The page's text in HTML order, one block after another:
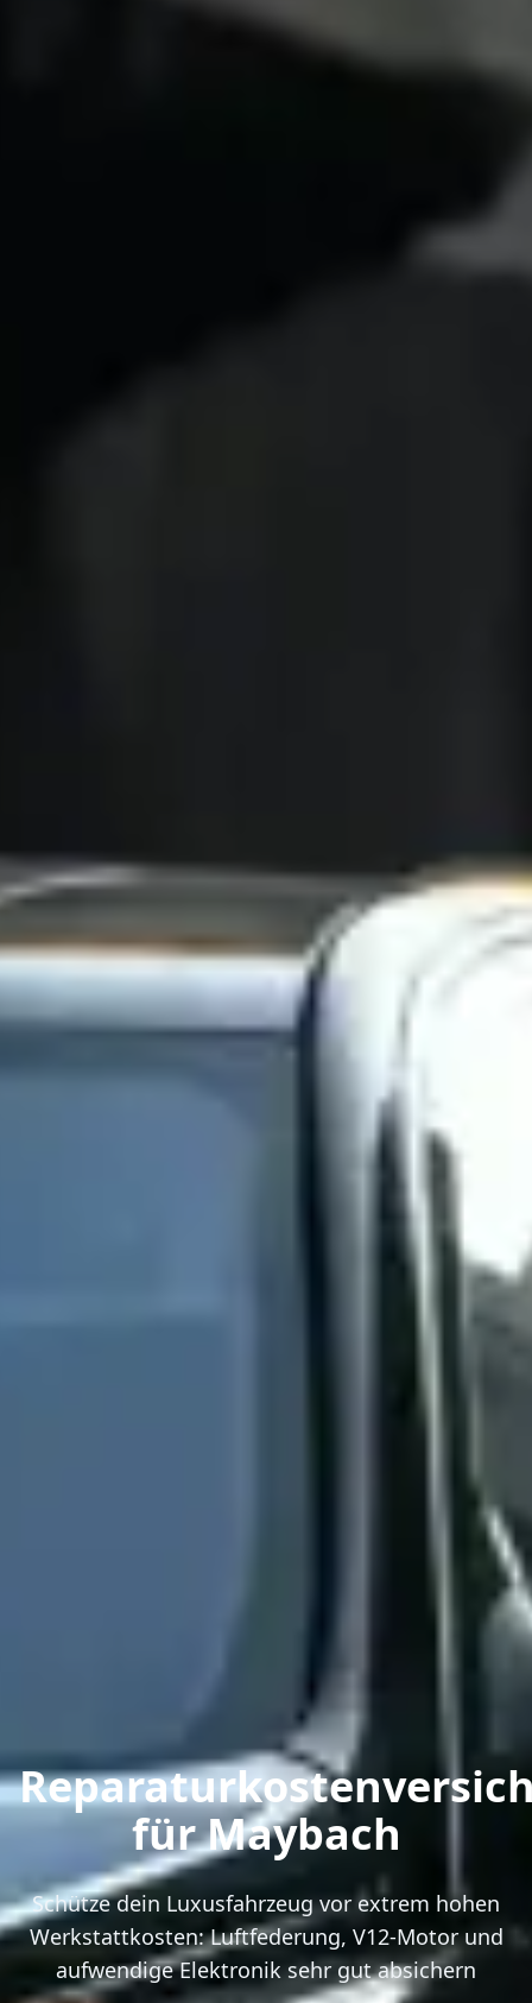
für Maybach
Schütze dein Luxusfahrzeug vor extrem hohen
Werkstattkosten: Luftfederung, V12-Motor und
aufwendige Elektronik sehr gut absichern